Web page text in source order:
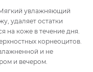
увлажняющий
удаляет остатки
на коже в течение дня.
корнеоцитов.
и не
и вечером.